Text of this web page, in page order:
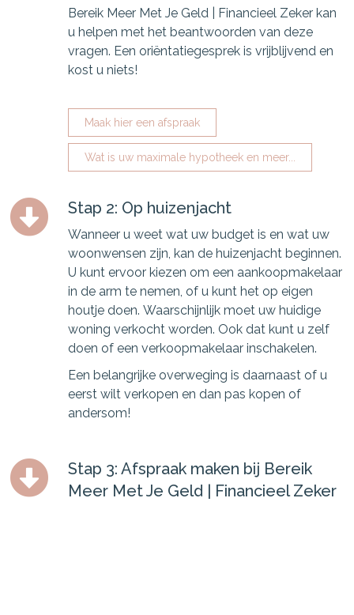
Bereik Meer Met Je Geld | Financieel Zeker kan
u helpen met het beantwoorden van deze
vragen. Een oriëntatiegesprek is vrijblijvend en
kost u niets!
Maak hier een afspraak
Wat is uw maximale hypotheek en meer...
Stap 2: Op huizenjacht
Wanneer u weet wat uw budget is en wat uw
woonwensen zijn, kan de huizenjacht beginnen.
U kunt ervoor kiezen om een aankoopmakelaar
in de arm te nemen, of u kunt het op eigen
houtje doen. Waarschijnlijk moet uw huidige
woning verkocht worden. Ook dat kunt u zelf
doen of een verkoopmakelaar inschakelen.
Een belangrijke overweging is daarnaast of u
eerst wilt verkopen en dan pas kopen of
andersom!
Stap 3: Afspraak maken bij Bereik
Meer Met Je Geld | Financieel Zeker